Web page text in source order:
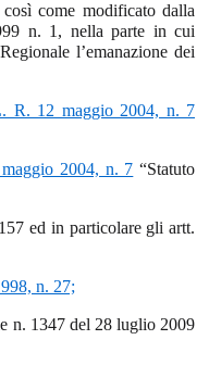
come modificato dalla
n. 1, nella parte in cui
l’emanazione dei
R. 12 maggio 2004, n. 7
2004, n. 7 “Statuto
ed in particolare gli artt.
n. 27;
n. 1347 del 28 luglio 2009